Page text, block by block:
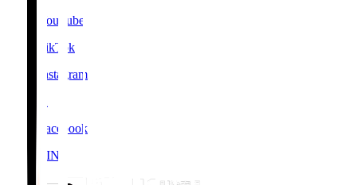
YouTube
TikTok
Instagram
X
Facebook
LINE